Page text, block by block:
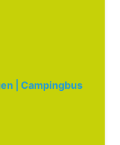
| Campingbus